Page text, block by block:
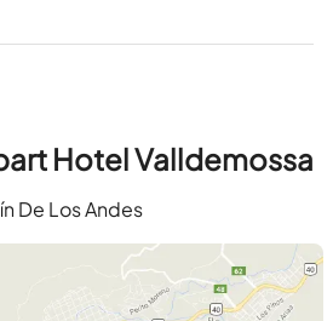
Hotel Valldemossa
De Los Andes